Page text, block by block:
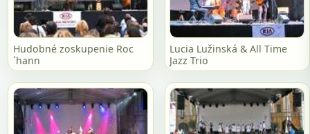
Hudobné zoskupenie Roc
´hann
Lucia Lužinská & All Time
Jazz Trio